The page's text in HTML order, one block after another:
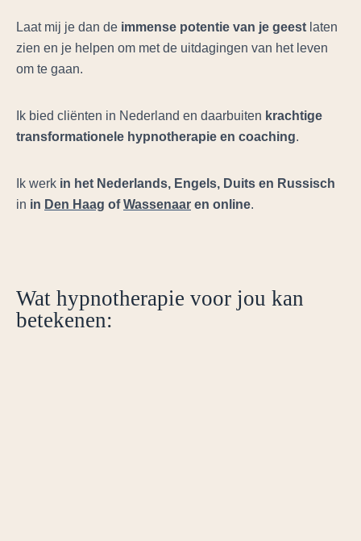
Laat mij je dan de immense potentie van je geest laten
zien en je helpen om met de uitdagingen van het leven
om te gaan.
Ik bied cliënten in Nederland en daarbuiten krachtige
transformationele hypnotherapie en coaching.
Ik werk in het Nederlands, Engels, Duits en Russisch
in in Den Haag ofWassenaar en online.
Wat hypnotherapie voor jou kan
betekenen: